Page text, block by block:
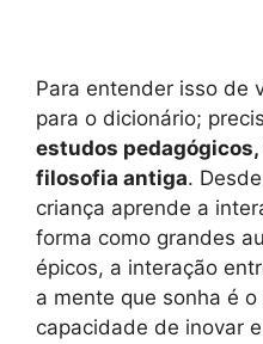
Para entender isso de
para o dicionário;
estudos
filosofia antiga.
criança aprende a
forma como grandes
épicos, a interação
a mente que sonha é
capacidade de inovar